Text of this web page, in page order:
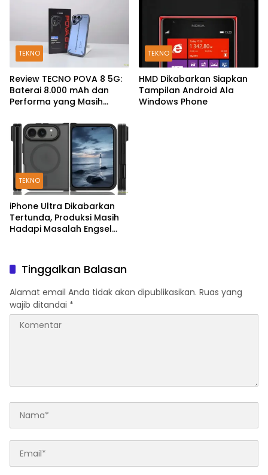
TEKNO
Review TECNO POVA 8 5G:
Baterai 8.000 mAh dan
Performa yang Masih
TEKNO
HMD Dikabarkan Siapkan
Tampilan Android Ala
Windows Phone
TEKNO
iPhone Ultra Dikabarkan
Tertunda, Produksi Masih
Hadapi Masalah Engsel
Tinggalkan Balasan
Alamat email Anda tidak akan dipublikasikan. Ruas yang
wajib ditandai *